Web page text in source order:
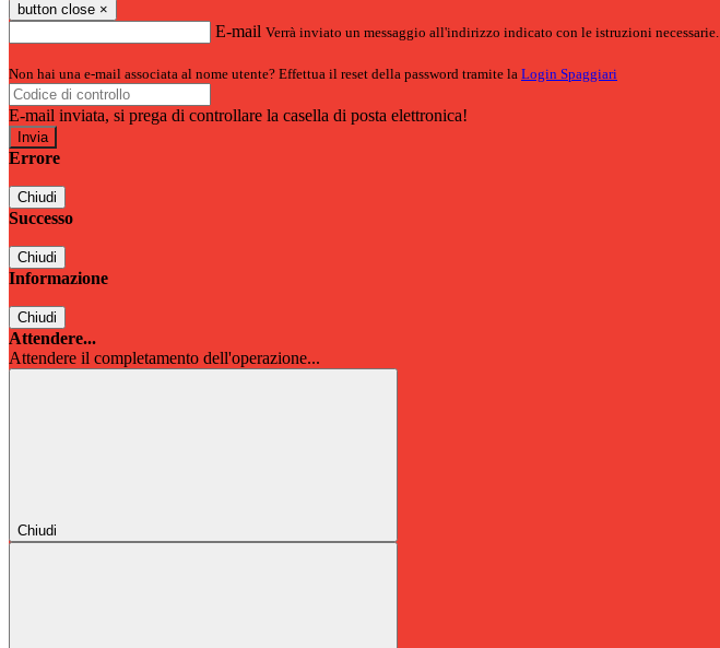
button close ×
E-mail Verrà inviato un messaggio all'indirizzo indicato con le istruzioni necessarie.
Non hai una e-mail associata al nome utente? Effettua il reset della password tramite la Login Spaggiari
E-mail inviata, si prega di controllare la casella di posta elettronica!
Errore
Chiudi
Successo
Chiudi
Informazione
Chiudi
Attendere...
Attendere il completamento dell'operazione...
Chiudi